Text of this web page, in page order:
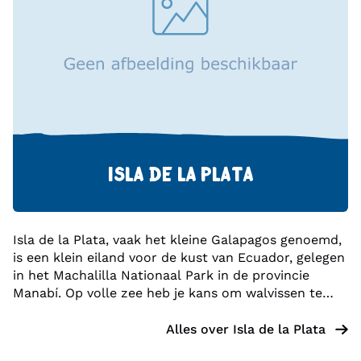
meest iconische gebouwen is de Catedral Nueva, ook
wel de Nieuwe Kathedraal genoemd. Deze
neogotische kathedraal, met zijn karakteristieke
blauwe koepels, domineert het centrale park, Parque
Calderón.
ISLA DE LA PLATA
Isla de la Plata, vaak het kleine Galapagos genoemd,
is een klein eiland voor de kust van Ecuador, gelegen
in het Machalilla Nationaal Park in de provincie
Manabí. Op volle zee heb je kans om walvissen te
westen van de stad Puerto López in de Stille
Alles over Isla de la Plata